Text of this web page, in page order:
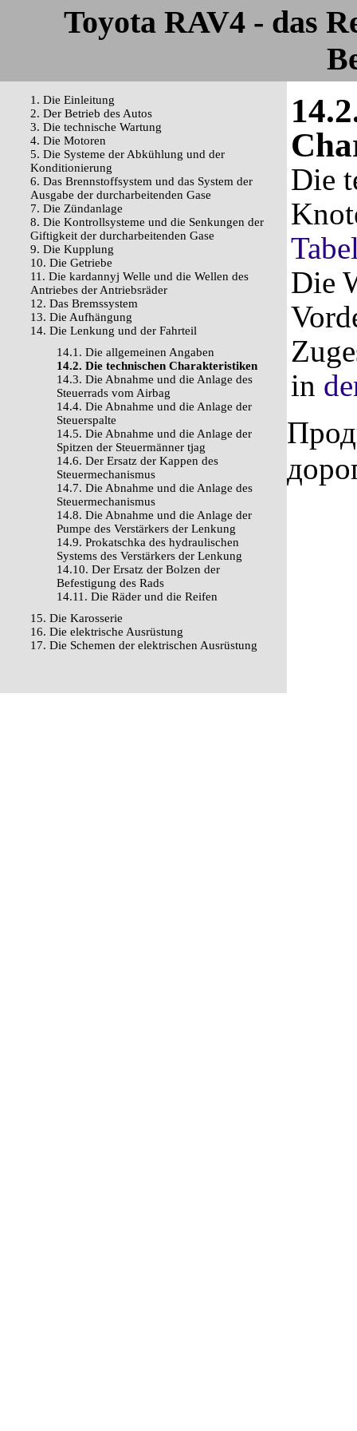
Toyota RAV4 - das
1. Die Einleitung
2. Der Betrieb des Autos
3. Die technische Wartung
4. Die Motoren
5. Die Systeme der Abkühlung und der
Konditionierung
6. Das Brennstoffsystem und das System der
Ausgabe der durcharbeitenden Gase
7. Die Zündanlage
8. Die Kontrollsysteme und die Senkungen der
Giftigkeit der durcharbeitenden Gase
9. Die Kupplung
10. Die Getriebe
11. Die kardannyj Welle und die Wellen des
Antriebes der Antriebsräder
12. Das Bremssystem
13. Die Aufhängung
14. Die Lenkung und der Fahrteil
14.1. Die allgemeinen Angaben
14.2. Die technischen Charakteristiken
14.3. Die Abnahme und die Anlage des
Steuerrads vom Airbag
14.4. Die Abnahme und die Anlage der
Steuerspalte
14.5. Die Abnahme und die Anlage der
Spitzen der Steuermänner tjag
14.6. Der Ersatz der Kappen des
Steuermechanismus
14.7. Die Abnahme und die Anlage des
Steuermechanismus
14.8. Die Abnahme und die Anlage der
Pumpe des Verstärkers der Lenkung
14.9. Prokatschka des hydraulischen
Systems des Verstärkers der Lenkung
14.10. Der Ersatz der Bolzen der
Befestigung des Rads
14.11. Die Räder und die Reifen
15. Die Karosserie
16. Die elektrische Ausrüstung
17. Die Schemen der elektrischen Ausrüstung
Die
Die
in